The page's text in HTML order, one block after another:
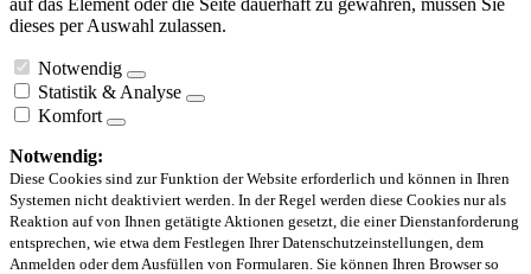
dieses per Auswahl zulassen.
Notwendig
Statistik & Analyse
Komfort
Notwendig:
Diese Cookies sind zur Funktion der Website erforderlich und können in Ihren
Systemen nicht deaktiviert werden. In der Regel werden diese Cookies nur als
Reaktion auf von Ihnen getätigte Aktionen gesetzt, die einer Dienstanforderung
entsprechen, wie etwa dem Festlegen Ihrer Datenschutzeinstellungen, dem
Anmelden oder dem Ausfüllen von Formularen. Sie können Ihren Browser so